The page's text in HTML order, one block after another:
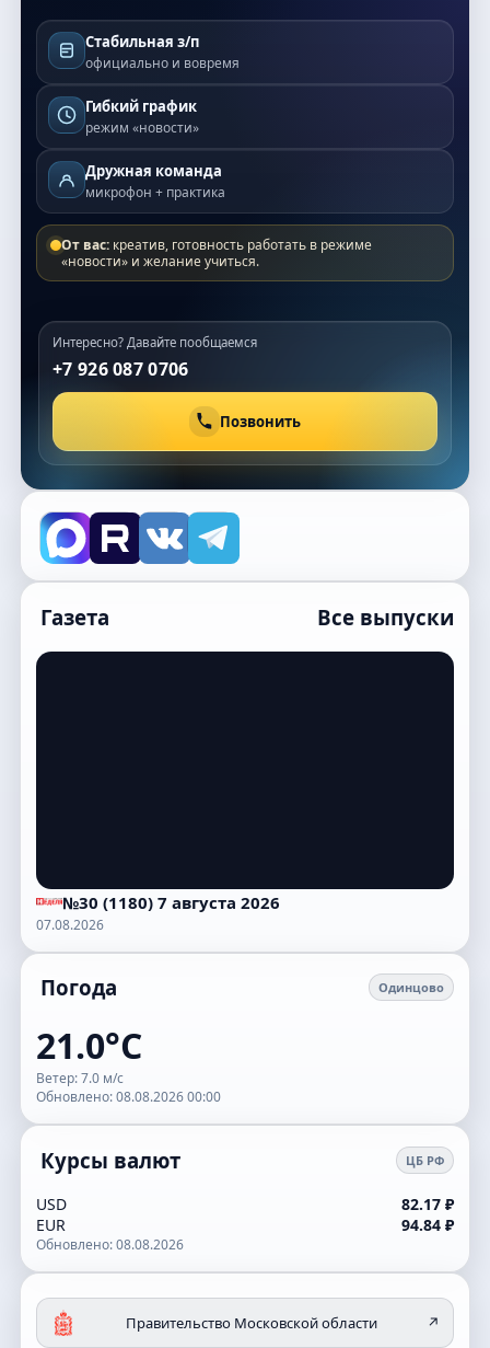
Стабильная з/п
официально и вовремя
Гибкий график
режим «новости»
Дружная команда
микрофон + практика
От вас: креатив, готовность работать в режиме
«новости» и желание учиться.
Интересно? Давайте пообщаемся
+7 926 087 0706
Позвонить
Газета Все выпуски
№30 (1180) 7 августа 2026
07.08.2026
Погода Одинцово
21.0°C
Ветер: 7.0 м/с
Обновлено: 08.08.2026 00:00
Курсы валют ЦБ РФ
USD
82.17 ₽
EUR
94.84 ₽
Обновлено: 08.08.2026
Правительство Московской области ↗